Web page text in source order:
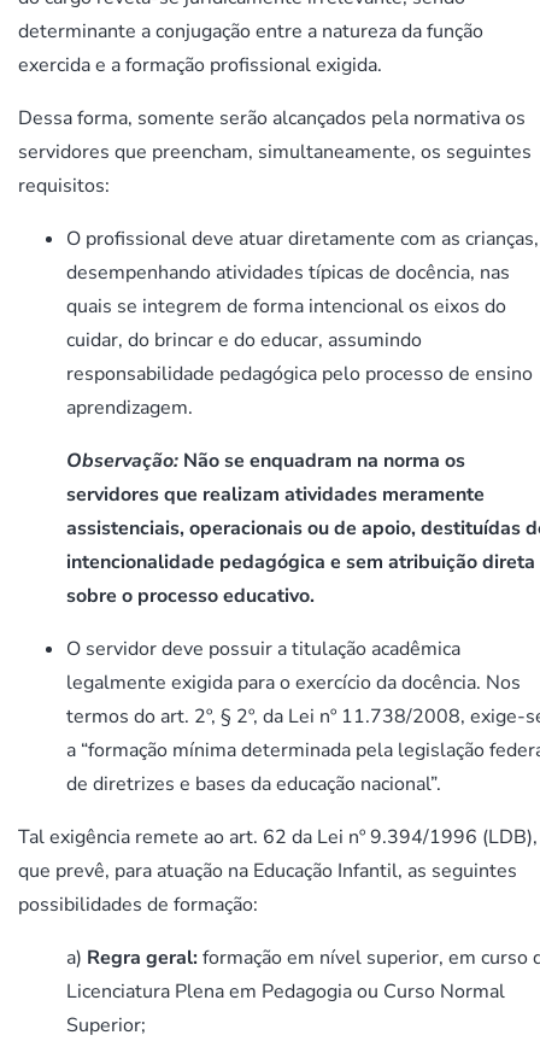
determinante a conjugação entre a natureza da função
exercida e a formação profissional exigida.
Dessa forma, somente serão alcançados pela normativa os
servidores que preencham, simultaneamente, os seguintes
requisitos:
O profissional deve atuar diretamente com as crianças,
desempenhando atividades típicas de docência, nas
quais se integrem de forma intencional os eixos do
cuidar, do brincar e do educar, assumindo
responsabilidade pedagógica pelo processo de ensino
aprendizagem.
Observação: Não se enquadram na norma os
servidores que realizam atividades meramente
assistenciais, operacionais ou de apoio, destituídas
intencionalidade pedagógica e sem atribuição direta
sobre o processo educativo.
O servidor deve possuir a titulação acadêmica
legalmente exigida para o exercício da docência. Nos
termos do art. 2º, § 2º, da Lei nº 11.738/2008, exige-
a “formação mínima determinada pela legislação
de diretrizes e bases da educação nacional”.
Tal exigência remete ao art. 62 da Lei nº 9.394/1996 (LDB),
que prevê, para atuação na Educação Infantil, as seguintes
possibilidades de formação:
a) Regra geral:formação em nível superior, em curso
Licenciatura Plena em Pedagogia ou Curso Normal
Superior;